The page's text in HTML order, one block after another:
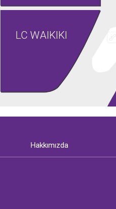
LC WAIKIKI
Hakkımızda